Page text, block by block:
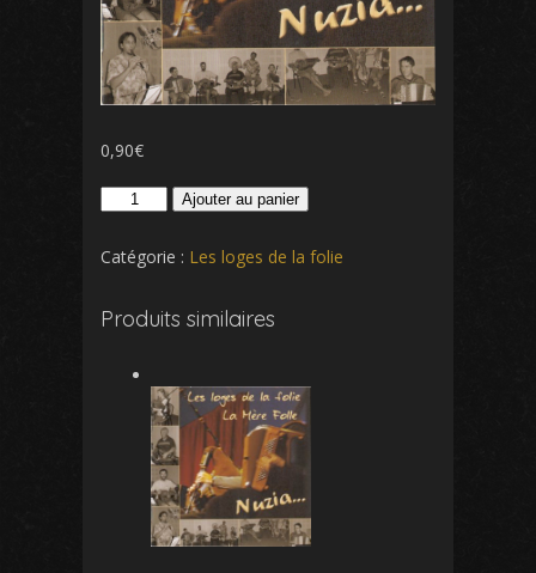
0,90€
quantité
Scottish
scottish
Gaston
Ajouter au panier
Catégorie : Les loges de la folie
Produits similaires